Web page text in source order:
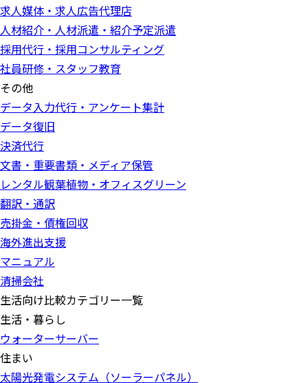
求人媒体・求人広告代理店
人材紹介・人材派遣・紹介予定派遣
採用代行・採用コンサルティング
社員研修・スタッフ教育
その他
データ入力代行・アンケート集計
データ復旧
決済代行
文書・重要書類・メディア保管
レンタル観葉植物・オフィスグリーン
翻訳・通訳
売掛金・債権回収
海外進出支援
マニュアル
清掃会社
生活向け比較カテゴリー一覧
生活・暮らし
ウォーターサーバー
住まい
太陽光発電システム（ソーラーパネル）